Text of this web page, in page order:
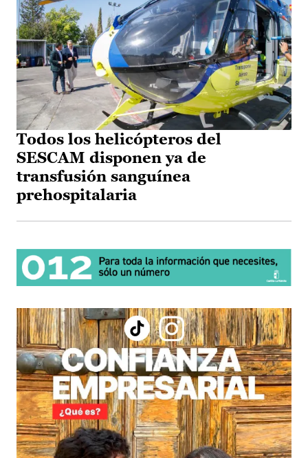
Todos los helicópteros del
SESCAM disponen ya de
transfusión sanguínea
prehospitalaria